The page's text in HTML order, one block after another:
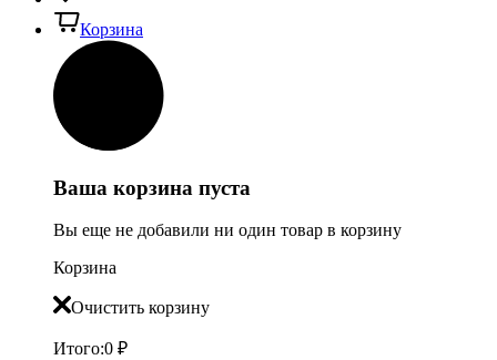
Корзина
Ваша корзина пуста
Вы еще не добавили ни один товар в корзину
Корзина
Очистить корзину
Итого:0 ₽